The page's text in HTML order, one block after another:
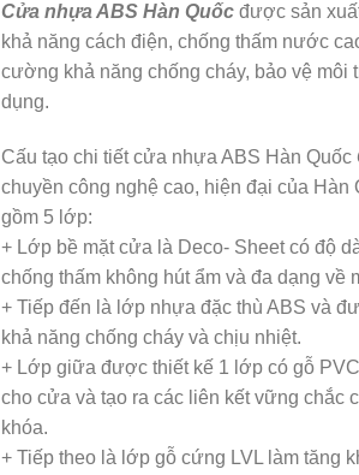
Cửa nhựa ABS Hàn Quốcđược sản
khả năng cách điện, chống thấm nước
cường khả năng chống cháy, bảo vệ
dụng.
Cấu tạo chi tiết cửa nhựa ABS Hàn Quốc
chuyền công nghệ cao, hiện đại của
gồm 5 lớp:
+ Lớp bề mặt cửa là Deco- Sheet có độ
chống thấm không hút ẩm và đa dạng về
+ Tiếp đến là lớp nhựa đặc thù ABS và
khả năng chống cháy và chịu nhiệt.
+ Lớp giữa được thiết kế 1 lớp có gỗ
cho cửa và tạo ra các liên kết vững chắc
khóa.
+ Tiếp theo là lớp gỗ cứng LVL làm tăng